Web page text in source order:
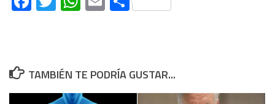
TAMBIÉN TE PODRÍA GUSTAR...